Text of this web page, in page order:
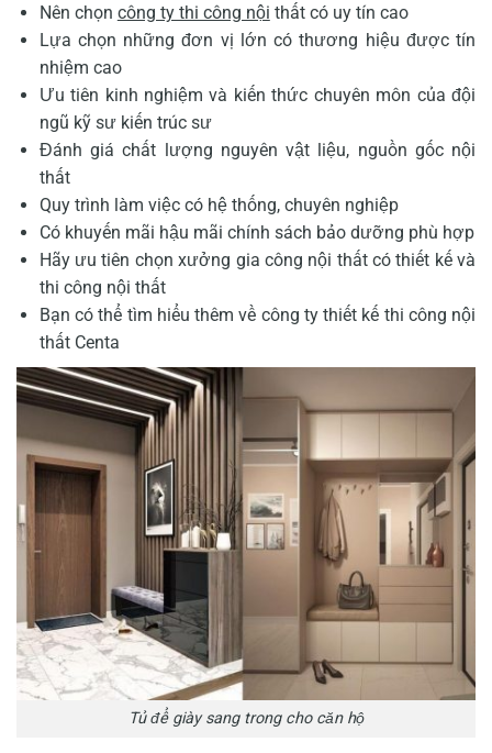
Nên chọn công ty thi công nội thất có uy tín cao
Lựa chọn những đơn vị lớn có thương hiệu được tín
nhiệm cao
Ưu tiên kinh nghiệm và kiến thức chuyên môn của đội
ngũ kỹ sư kiến trúc sư
Đánh giá chất lượng nguyên vật liệu, nguồn gốc nội
thất
Quy trình làm việc có hệ thống, chuyên nghiệp
Có khuyến mãi hậu mãi chính sách bảo dưỡng phù hợp
Hãy ưu tiên chọn xưởng gia công nội thất có thiết kế và
thi công nội thất
Bạn có thể tìm hiểu thêm về công ty thiết kế thi công nội
thất Centa
Tủ để giày sang trong cho căn hộ